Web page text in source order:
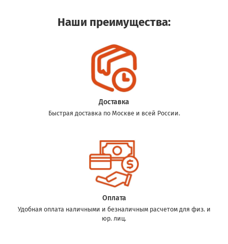
Наши преимущества:
Доставка
Быстрая доставка по Москве и всей России.
Оплата
Удобная оплата наличными и безналичным расчетом для физ. и
юр. лиц.